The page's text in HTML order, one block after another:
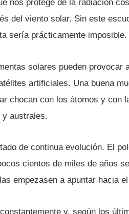
nos protege de la radiación
del viento solar. Sin este
serí­a prácticamente imposible.
solares pueden provocar
artificiales. Una buena
chocan con los átomos y con
y australes.
de continua evolución. El
cientos de miles de años
empezasen a apuntar hacia
y, según los